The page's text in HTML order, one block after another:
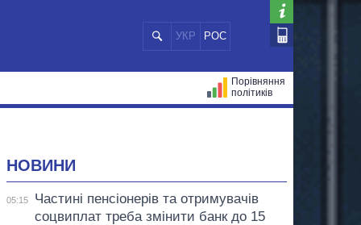
УКР РОС
Порівняння
політиків
НОВИНИ
05:15
Частині пенсіонерів та отримувачів
соцвиплат треба змінити банк до 15